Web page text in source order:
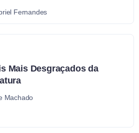
Fernandes
Mais Desgraçados da
Machado